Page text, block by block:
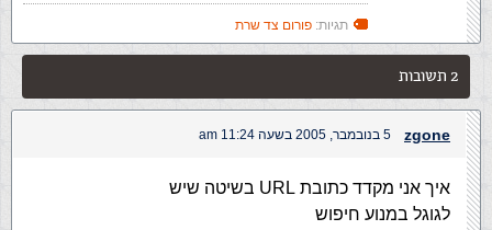
תגיות: פורום צד שרת
2 תשובות
zgone 5 בנובמבר, 2005 בשעה 11:24 am
איך אני מקדד כתובת URL בשיטה שיש
לגוגל במנוע חיפוש